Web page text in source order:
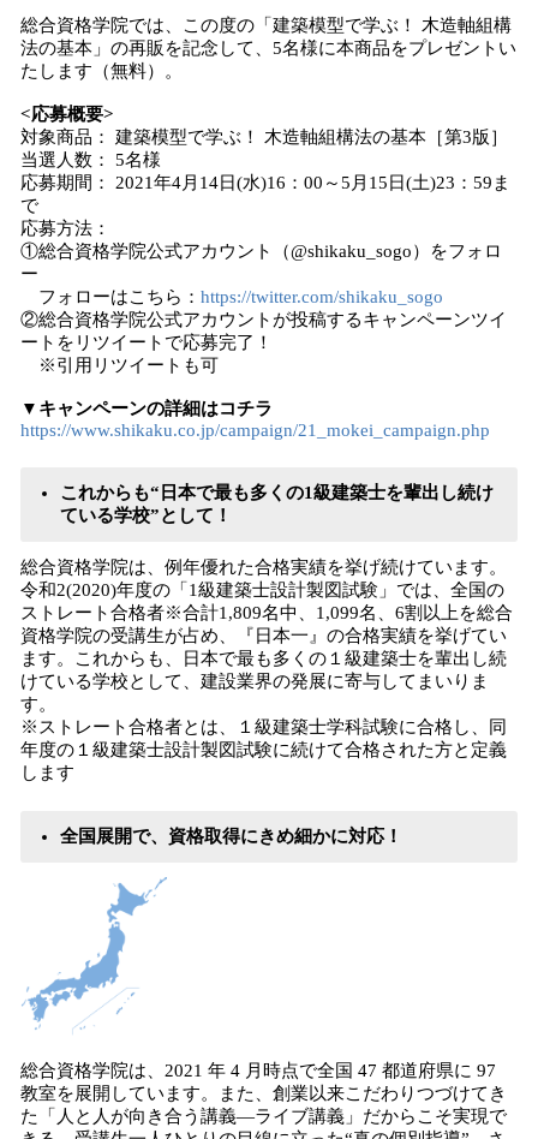
​総合資格学院では、この度の「建築模型で学ぶ！ 木造軸組構
法の基本」の再販を記念して、5名様に本商品をプレゼントい
たします（無料）。
<応募概要>
対象商品： 建築模型で学ぶ！ 木造軸組構法の基本［第3版］
当選人数： 5名様
応募期間： 2021年4月14日(水)16：00～5月15日(土)23：59ま
で
応募方法：
①総合資格学院公式アカウント（@shikaku_sogo）をフォロ
ー
フォローはこちら： https://twitter.com/shikaku_sogo
②総合資格学院公式アカウントが投稿するキャンペーンツイ
ートをリツイートで応募完了！
※引用リツイートも可
▼キャンペーンの詳細はコチラ
https://www.shikaku.co.jp/campaign/21_mokei_campaign.php
これからも“日本で最も多くの1級建築士を輩出し続け
ている学校”として！
総合資格学院は、例年優れた合格実績を挙げ続けています。
令和2(2020)年度の「1級建築士設計製図試験」では、全国の
ストレート合格者※合計1,809名中、1,099名、6割以上を総合
資格学院の受講生が占め、『日本一』の合格実績を挙げてい
ます。これからも、日本で最も多くの１級建築士を輩出し続
けている学校として、建設業界の発展に寄与してまいりま
す。
※ストレート合格者とは、１級建築士学科試験に合格し、同
年度の１級建築士設計製図試験に続けて合格された方と定義
します
全国展開で、資格取得にきめ細かに対応！
総合資格学院は、2021 年 4 月時点で全国 47 都道府県に 97
教室を展開しています。また、創業以来こだわりつづけてき
た「人と人が向き合う講義―ライブ講義」だからこそ実現で